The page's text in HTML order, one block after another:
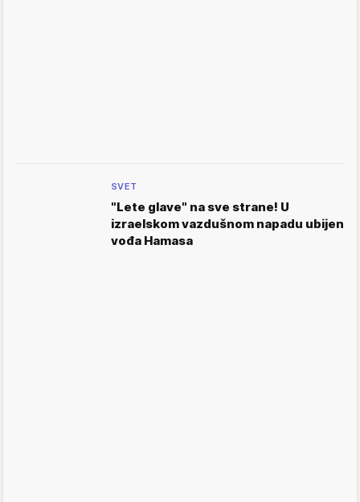
SVET
"Lete glave" na sve strane! U
izraelskom vazdušnom napadu ubijen
vođa Hamasa